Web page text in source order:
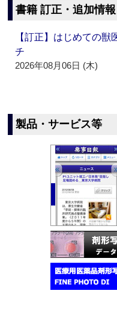
書籍 訂正・追加情報
【訂正】はじめての
チ
2026年08月06日 (木)
製品・サービス等